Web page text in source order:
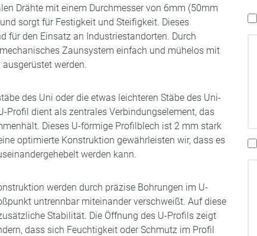
Drähte mit einem Durchmesser von 6mm (50mm
sorgt für Festigkeit und Steifigkeit. Dieses
für den Einsatz an Industriestandorten. Durch
Zaunsystem einfach und mühelos mit
werden.
des Uni oder die etwas leichteren Stäbe des Uni-
Profil dient als zentrales Verbindungselement, das
Dieses U-förmige Profilblech ist 2 mm stark
optimierte Konstruktion gewährleisten wir, dass es
werden kann.
werden durch präzise Bohrungen im U-
untrennbar miteinander verschweißt. Auf diese
Stabilität. Die Öffnung des U-Profils zeigt
dass sich Feuchtigkeit oder Schmutz im Profil